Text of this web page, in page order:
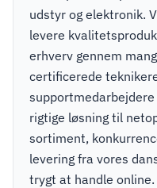
udstyr og elektronik.
levere
erhverv gennem
certificerede
rigtige løsning til
sortiment,
levering fra vores
trygt at handle